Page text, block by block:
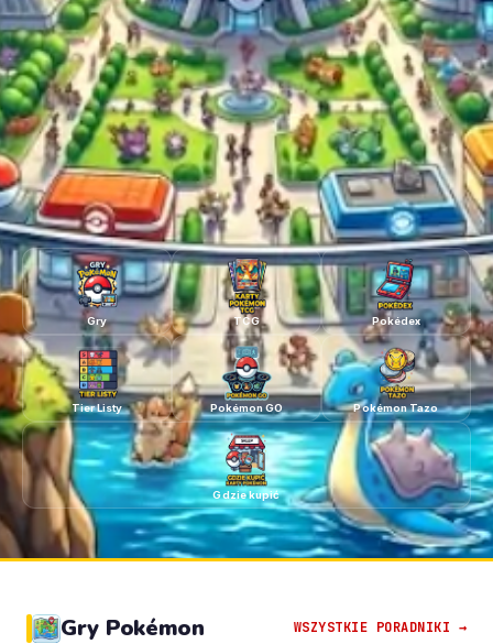
Gry TCG Pokédex
Tier Listy Pokémon GO Pokémon Tazo
Gdzie kupić
Gry Pokémon WSZYSTKIE PORADNIKI →